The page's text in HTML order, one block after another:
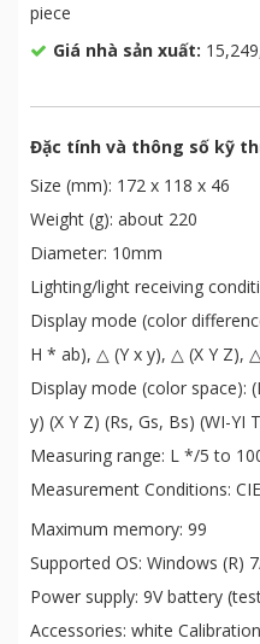
piece
Giá nhà sản xuất:
Đặc tính và thông số kỹ
Size (mm): 172 x 118 x 46
Weight (g): about 220
Diameter: 10mm
Lighting/light receiving
Display mode (color
H * ab), △ (Y x y), △ (X Y Z),
Display mode (color space):
y) (X Y Z) (Rs, Gs, Bs) (WI-YI
Measuring range: L */5 to
Measurement Conditions:
Maximum memory: 99
Supported OS: Windows (R)
Power supply: 9V battery
Accessories: white